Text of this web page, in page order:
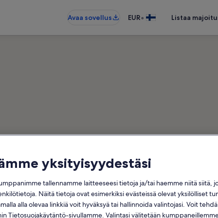
Avaa sovellus
EUR• Listaa
547 loma-asuntoa – anna
Päivämäärät
yksityisyydestäsi
tallennamme laitteeseesi tietoja ja/tai haemme niitä siitä,
Näitä tietoja ovat esimerkiksi evästeissä olevat yksilölliset
alla olevaa linkkiä voit hyväksyä tai hallinnoida valintojasi. Voit
Tietosuojakäytäntö-sivullamme. Valintasi välitetään